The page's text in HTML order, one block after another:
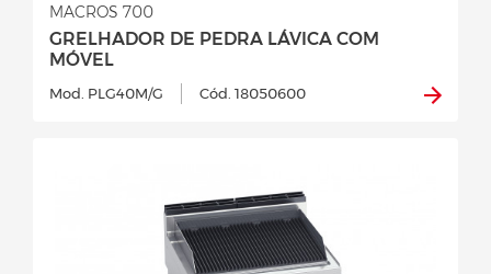
GRELHADOR DE PEDRA LÁVICA COM
MÓVEL
MACROS 700
Mod. PLG40M/G Cód. 18050600